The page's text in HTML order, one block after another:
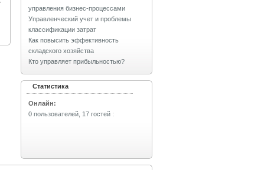
управления бизнес-процессами
Управленческий учет и проблемы
классификации затрат
Как повысить эффективность
складского хозяйства
Кто управляет прибыльностью?
Статистика
Онлайн:
0 пользователей, 17 гостей: